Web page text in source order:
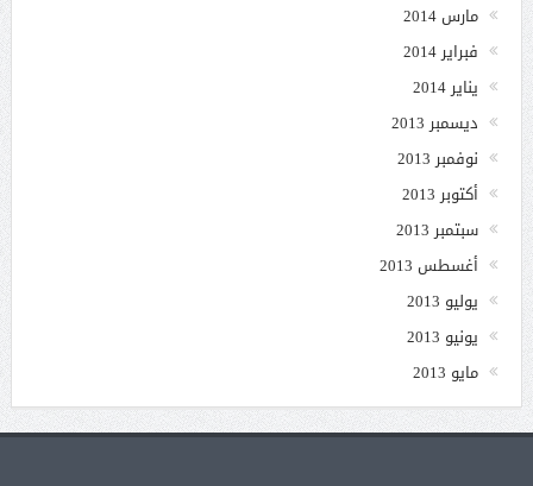
مارس 2014
فبراير 2014
يناير 2014
ديسمبر 2013
نوفمبر 2013
أكتوبر 2013
سبتمبر 2013
أغسطس 2013
يوليو 2013
يونيو 2013
مايو 2013